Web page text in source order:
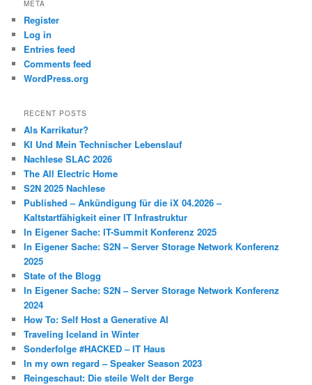
META
Register
Log in
Entries feed
Comments feed
WordPress.org
RECENT POSTS
Als Karrikatur?
KI Und Mein Technischer Lebenslauf
Nachlese SLAC 2026
The All Electric Home
S2N 2025 Nachlese
Published – Ankündigung für die iX 04.2026 –
Kaltstartfähigkeit einer IT Infrastruktur
In Eigener Sache: IT-Summit Konferenz 2025
In Eigener Sache: S2N – Server Storage Network Konferenz
2025
State of the Blogg
In Eigener Sache: S2N – Server Storage Network Konferenz
2024
How To: Self Host a Generative AI
Traveling Iceland in Winter
Sonderfolge #HACKED – IT Haus
In my own regard – Speaker Season 2023
Reingeschaut: Die steile Welt der Berge